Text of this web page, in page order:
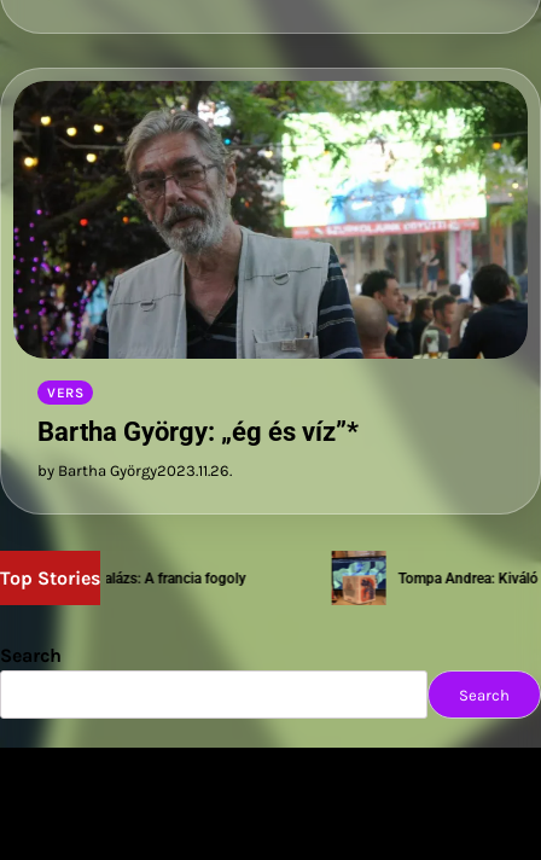
VERS
Bartha György: „ég és víz”*
by Bartha György2023.11.26.
Top Stories
Sziwery Balázs: A francia fogoly Tompa Andrea: Kiváló
Search
Search